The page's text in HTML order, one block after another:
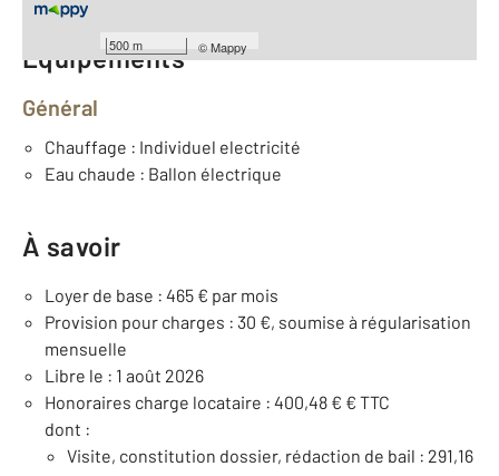
500 m ©Mappy
Équipements
Général
Chauffage : Individuel electricité
Eau chaude : Ballon électrique
À savoir
Loyer de base : 465 € par mois
Provision pour charges : 30 €, soumise à régularisation
mensuelle
Libre le : 1 août 2026
Honoraires charge locataire : 400,48 € € TTC
dont :
Visite, constitution dossier, rédaction de bail : 291,16